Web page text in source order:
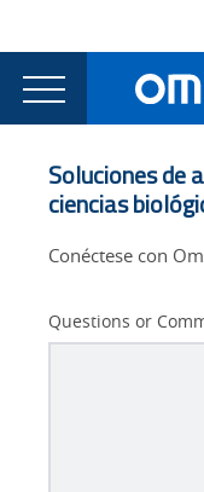
currently
viewing
the
sostenibilidad
Main
Navigation
Promover
Soluciones de
ciencias
Conéctese con
Questions or